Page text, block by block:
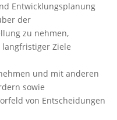
Entwicklungsplanung
der
zu nehmen,
Ziele
und mit anderen
sowie
von Entscheidungen